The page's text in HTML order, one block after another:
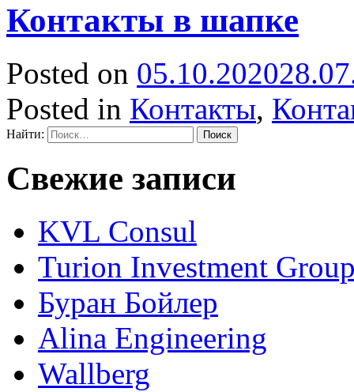
Контакты в шапке
Posted on 05.10.2020
Posted in Контакты,
Найти:
Свежие записи
KVL Consul
Turion Investment
Буран Бойлер
Alina Engineering
Wallberg